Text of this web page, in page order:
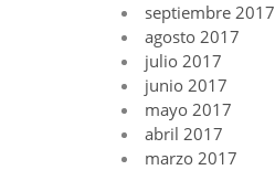
septiembre 2017
agosto 2017
julio 2017
junio 2017
mayo 2017
abril 2017
marzo 2017